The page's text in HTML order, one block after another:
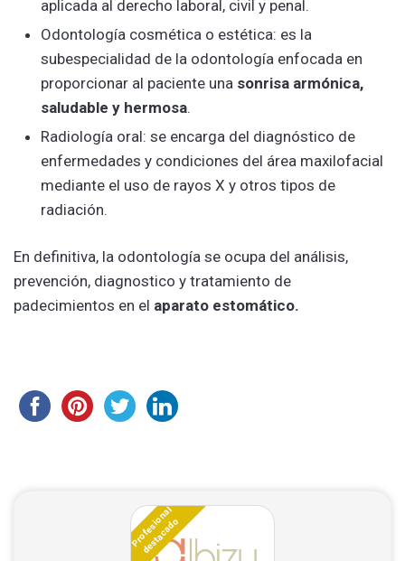
aplicada al derecho laboral, civil y penal.
Odontología cosmética o estética: es la
subespecialidad de la odontología enfocada en
proporcionar al paciente una sonrisa armónica,
saludable y hermosa.
Radiología oral: se encarga del diagnóstico de
enfermedades y condiciones del área maxilofacial
mediante el uso de rayos X y otros tipos de
radiación.
En definitiva, la odontología se ocupa del análisis,
prevención, diagnostico y tratamiento de
padecimientos en el aparato estomático.
Profesional
destacado